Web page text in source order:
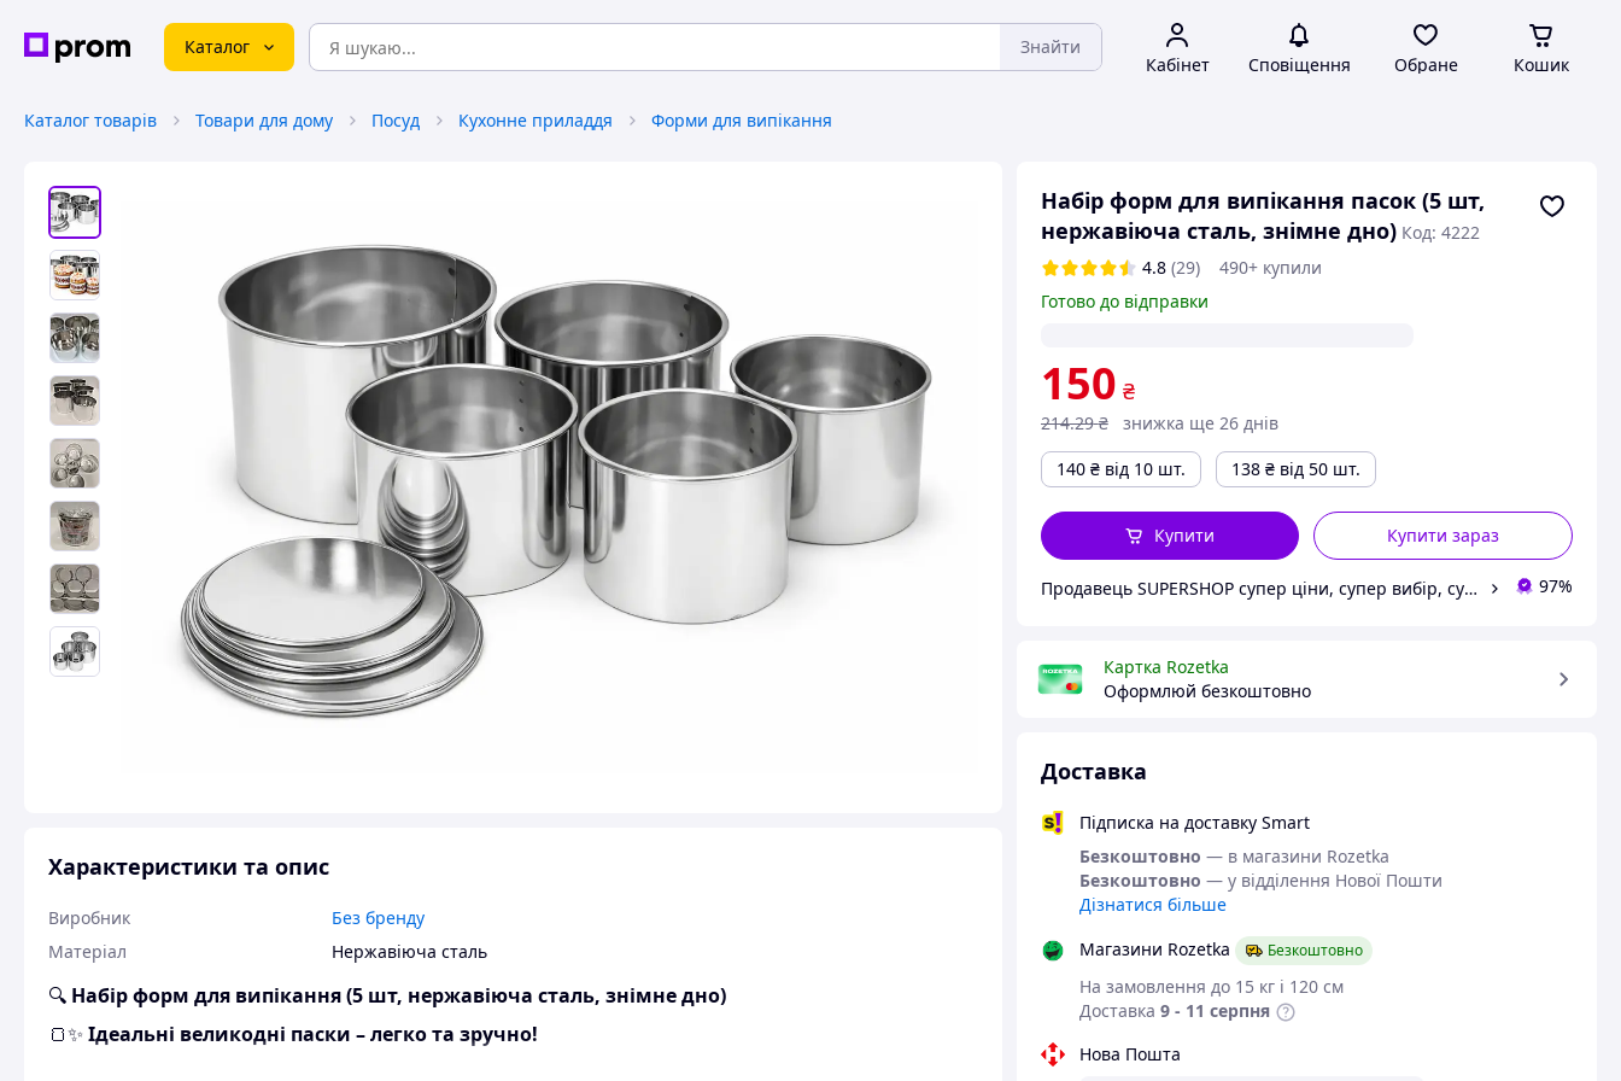
Каталог Знайти
Кабінет Сповіщення Обране Кошик
Каталог товарів Товари для дому Посуд Кухонне приладдя Форми для випікання
Набір форм для випікання пасок (5 шт,
нержавіюча сталь, знімне дно) Код: 4222
4.8 (29)
490+ купили
Готово до відправки
150 ₴
214.29 ₴
знижка ще 26 днів
140 ₴ від 10 шт. 138 ₴ від 50 шт.
Купити зараз
Купити
Продавець SUPERSHOP супер ціни, супер вибір, супер покупки! 97%
Картка Rozetka
Оформлюй безкоштовно
Доставка
Підписка на доставку Smart
Безкоштовно — в магазини Rozetka
Безкоштовно — у відділення Нової Пошти
Дізнатися більше
Магазини Rozetka
Безкоштовно
На замовлення до 15 кг і 120 см
Доставка 9 - 11 серпня
Нова Пошта
Характеристики та опис
Виробник
Без бренду
Матеріал
Нержавіюча сталь
🔍 Набір форм для випікання (5 шт, нержавіюча сталь, знімне дно)
🍞✨ Ідеальні великодні паски – легко та зручно!